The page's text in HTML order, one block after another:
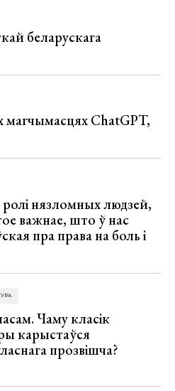
беларускага
магчымасцях ChatGPT,
нязломных людзей,
важнае, што ў нас
пра права на боль і
Чаму класік
карыстаўся
прозвішча?